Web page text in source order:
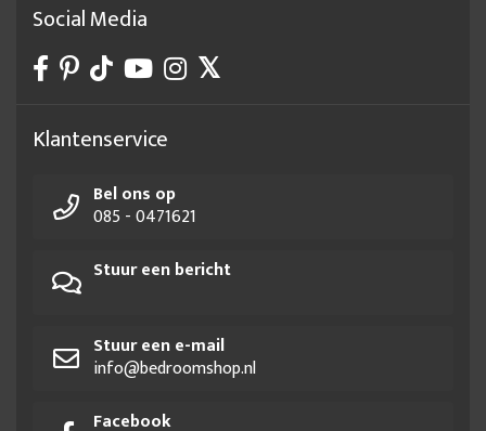
Social Media
Klantenservice
Bel ons op
085 - 0471621
Stuur een bericht
Stuur een e-mail
info@bedroomshop.nl
Facebook